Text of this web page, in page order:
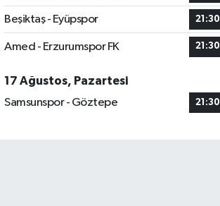
Beşiktaş - Eyüpspor 21:30
Amed - Erzurumspor FK 21:30
17 Ağustos, Pazartesi
Samsunspor - Göztepe
21:30